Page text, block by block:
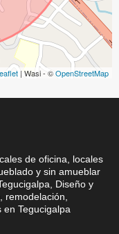
| Wasi - ©OpenStreetMap
de oficina, locales
y sin amueblar
Diseño y
remodelación,
Tegucigalpa